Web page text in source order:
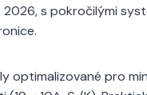
s pokročilými
optimalizované pro